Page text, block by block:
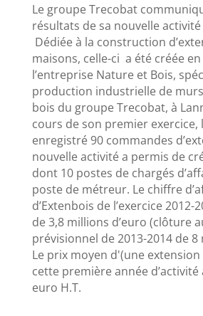
Le groupe Trecobat
résultats de sa nouvelle activité
Dédiée à la construction
maisons, celle-ci a été créée
l’entreprise Nature et Bois,
production industrielle de
bois du groupe Trecobat, à
cours de son premier exercice,
enregistré 90 commandes
nouvelle activité a permis de
dont 10 postes de chargés
poste de métreur. Le chiffre
d’Extenbois de l’exercice
de 3,8 millions d’euro (clôture
prévisionnel de 2013-2014 de 8
Le prix moyen d'(une
cette première année d’activité
euro H.T.